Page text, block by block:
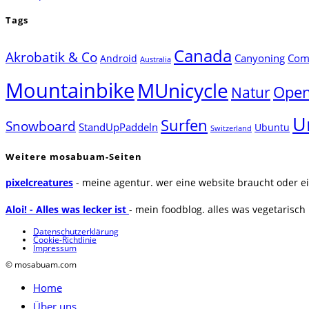
Tags
Akrobatik & Co Android Australia Canada Canyoning
MountainbikeMUnicycle Natur
Snowboard StandUpPaddeln Surfen Switzerland Ubuntu
Weitere mosabuam-Seiten
pixelcreatures - meine agentur. wer eine website braucht oder
Aloi! - Alles was lecker ist - mein foodblog. alles was
Datenschutzerklärung
Cookie-Richtlinie
Impressum
© mosabuam.com
Home
Über uns